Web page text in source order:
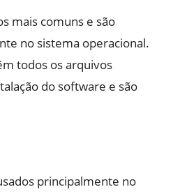
mais comuns e são
no sistema operacional.
todos os arquivos
do software e são
principalmente no